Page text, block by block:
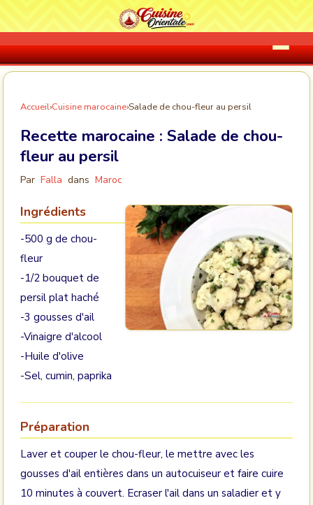
Accueil›Cuisine marocaine›Salade de chou-fleur au persil
Recette marocaine : Salade de chou-
fleur au persil
Par Falla dans Maroc
Ingrédients
-500 g de chou-
fleur
-1/2 bouquet de
persil plat haché
-3 gousses d'ail
-Vinaigre d'alcool
-Huile d'olive
-Sel, cumin, paprika
Préparation
Laver et couper le chou-fleur, le mettre avec les
gousses d'ail entières dans un autocuiseur et faire cuire
10 minutes à couvert. Ecraser l'ail dans un saladier et y